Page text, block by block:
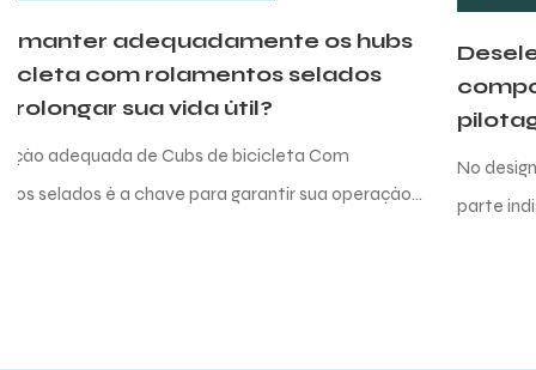
Deselerador traseiro de bicicleta: um
componente -chave da experiência de
pilotagem
No design moderno de bicicletas, o desviador traseiro é
parte indispensável do sistema de transmissão. Ele não